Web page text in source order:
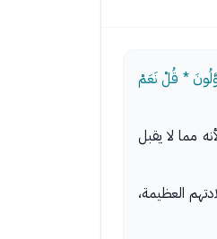
* قُلْ نَعَمْ
مما لا يقبل
العظيمة،